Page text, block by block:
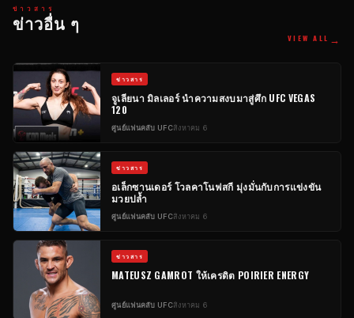
ข่าวสาร
ข่าวอื่น ๆ
VIEW ALL →
ข่าวสาร
จูเลียนา มิลเลอร์ นำความสงบมาสู่ศึก UFC VEGAS
120
ศูนย์แฟนคลับ UFCสิงหาคม 6
ข่าวสาร
อเล็กซานเดอร์ โวลคาโนฟสกี มุ่งมั่นกับการแข่งขัน
มวยปล้ำ
ศูนย์แฟนคลับ UFCสิงหาคม 6
ข่าวสาร
MATEUSZ GAMROT ให้เครดิต POIRIER ENERGY
ศูนย์แฟนคลับ UFCสิงหาคม 6